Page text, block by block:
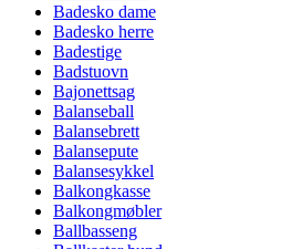
Badesko dame
Badesko herre
Badestige
Badstuovn
Bajonettsag
Balanseball
Balansebrett
Balansepute
Balansesykkel
Balkongkasse
Balkongmøbler
Ballbasseng